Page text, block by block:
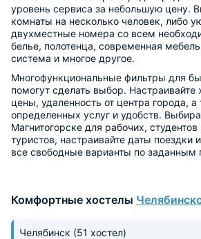
уровень сервиса за небольшую цену.
комнаты на несколько человек, либо
двухместные номера со всем
белье, полотенца, современная
система и многое другое.
Многофункциональные фильтры для
помогут сделать выбор.
цены, удаленность от центра города,
определенных услуг и удобств.
Магнитогорске для рабочих,
туристов, настраивайте даты поездки
все свободные варианты по заданным
Комфортные хостелы
Челябинск (51 хостел)